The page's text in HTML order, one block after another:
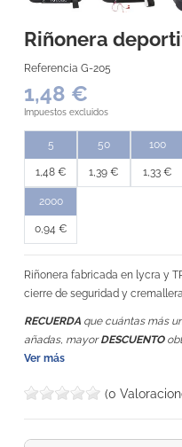
Riñonera
Referencia G-205
1,48 €
Impuestos excluidos
5
1,48 €
50
1,39 €
100
1,33 €
2000
0,94 €
Riñonera fabricada en lycra y
cierre de seguridad y
RECUERDA que cuántas más
añadas, mayorDESCUENTO
Ver más
(0